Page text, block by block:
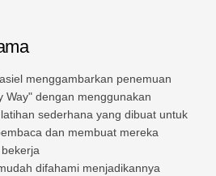
menggambarkan penemuan
Way" dengan menggunakan
sederhana yang dibuat untuk
dan membuat mereka
difahami menjadikannya